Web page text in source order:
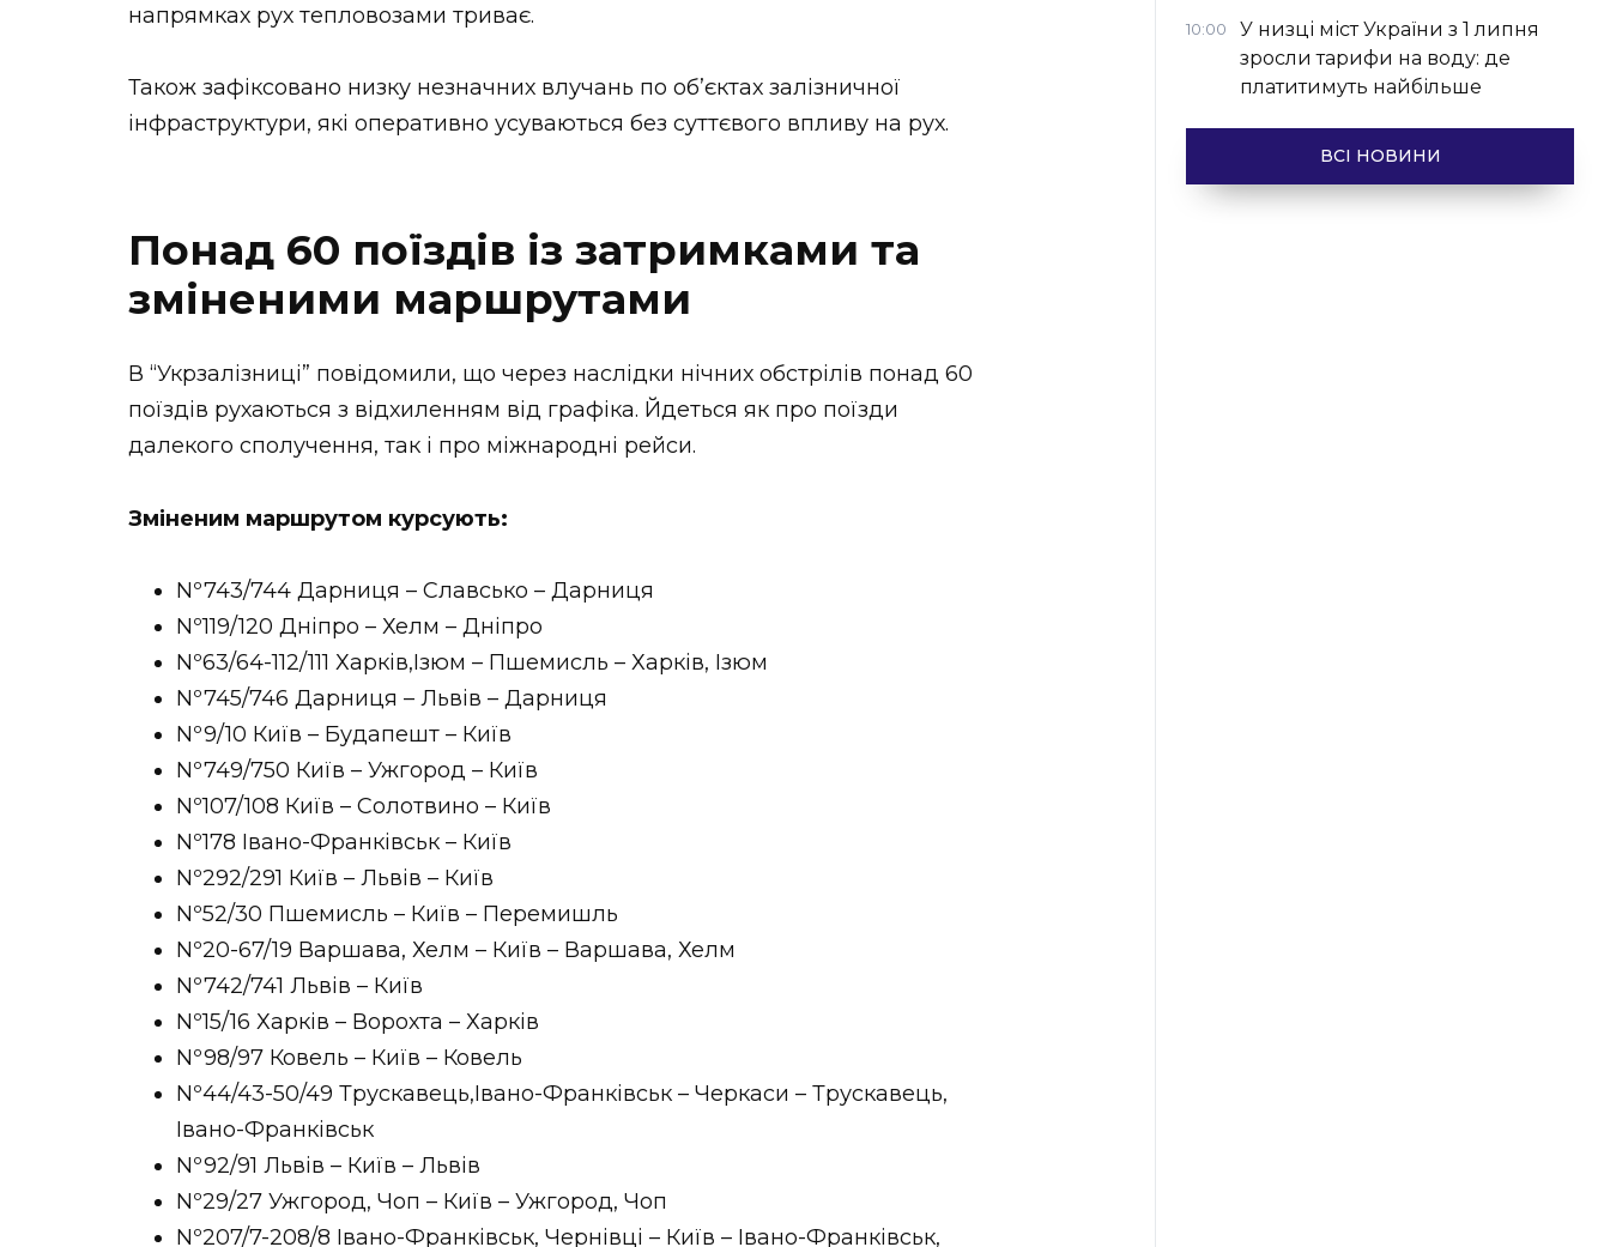
напрямках рух тепловозами триває.
Також зафіксовано низку незначних влучань по об’єктах залізничної
інфраструктури, які оперативно усуваються без суттєвого впливу на рух.
Понад 60 поїздів із затримками та
зміненими маршрутами
В “Укрзалізниці” повідомили, що через наслідки нічних обстрілів понад 60
поїздів рухаються з відхиленням від графіка. Йдеться як про поїзди
далекого сполучення, так і про міжнародні рейси.
Зміненим маршрутом курсують:
Nº743/744 Дарниця – Славсько – Дарниця
Nº119/120 Дніпро – Хелм – Дніпро
Nº63/64-112/111 Харків,Ізюм – Пшемисль – Харків, Ізюм
Nº745/746 Дарниця – Львів – Дарниця
Nº9/10 Київ – Будапешт – Київ
Nº749/750 Київ – Ужгород – Київ
Nº107/108 Київ – Солотвино – Київ
Nº178 Івано-Франківськ – Київ
Nº292/291 Київ – Львів – Київ
Nº52/30 Пшемисль – Київ – Перемишль
Nº20-67/19 Варшава, Хелм – Київ – Варшава, Хелм
Nº742/741 Львів – Київ
Nº15/16 Харків – Ворохта – Харків
Nº98/97 Ковель – Київ – Ковель
Nº44/43-50/49 Трускавець,Івано-Франківськ – Черкаси – Трускавець,
Івано-Франківськ
Nº92/91 Львів – Київ – Львів
Nº29/27 Ужгород, Чоп – Київ – Ужгород, Чоп
Nº207/7-208/8 Івано-Франківськ, Чернівці – Київ – Івано-Франківськ,
10:00
У низці міст України з 1 липня
зросли тарифи на воду: де
платитимуть найбільше
ВСІ НОВИНИ